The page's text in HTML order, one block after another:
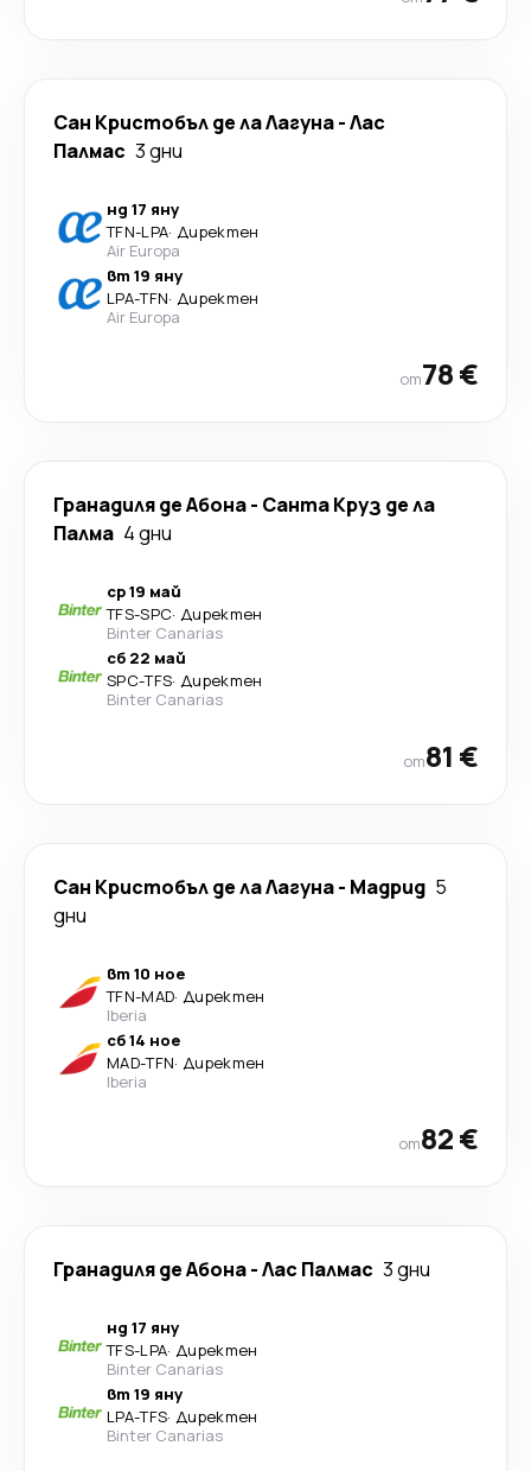
Сан Кристобъл де ла Лагуна-Лас
Палмас 3 дни
нд 17 яну
TFN-LPA· Директен
Air Europa
вт 19 яну
LPA-TFN· Директен
Air Europa
от78 €
Гранадиля де Абона- Санта Круз де ла
Палма 4 дни
ср 19 май
TFS-SPC· Директен
Binter Canarias
сб 22 май
SPC-TFS· Директен
Binter Canarias
от81 €
Сан Кристобъл де ла Лагуна- Мадрид 5
дни
вт 10 ное
TFN-MAD· Директен
Iberia
сб 14 ное
MAD-TFN· Директен
Iberia
от82 €
Гранадиля де Абона-Лас Палмас 3 дни
нд 17 яну
TFS-LPA· Директен
Binter Canarias
вт 19 яну
LPA-TFS· Директен
Binter Canarias